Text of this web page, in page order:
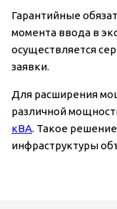
Гарантийные
момента ввода в
осуществляется
заявки.
Для расширения
различной
кВА. Такое
инфраструктуры